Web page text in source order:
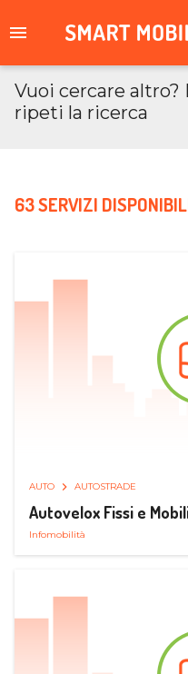
Vuoi cercare
ripeti la ricerca
63 SERVIZI
AUTO AUTOSTRADE
Autovelox Fissi e
Infomobilità